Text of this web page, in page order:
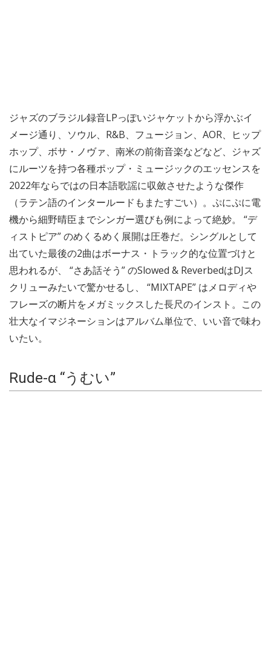
ジャズのブラジル録音LPっぽいジャケットから浮かぶイ
メージ通り、ソウル、R&B、フュージョン、AOR、ヒップ
ホップ、ボサ・ノヴァ、南米の前衛音楽などなど、ジャズ
にルーツを持つ各種ポップ・ミュージックのエッセンスを
2022年ならではの日本語歌謡に収斂させたような傑作
（ラテン語のインタールードもまたすごい）。ぷにぷに電
機から細野晴臣までシンガー選びも例によって絶妙。 “デ
ィストピア” のめくるめく展開は圧巻だ。シングルとして
出ていた最後の2曲はボーナス・トラック的な位置づけと
思われるが、 “さあ話そう” のSlowed & ReverbedはDJス
クリューみたいで驚かせるし、 “MIXTAPE” はメロディや
フレーズの断片をメガミックスした長尺のインスト。この
壮大なイマジネーションはアルバム単位で、いい音で味わ
いたい。
Rude-α “うむい”